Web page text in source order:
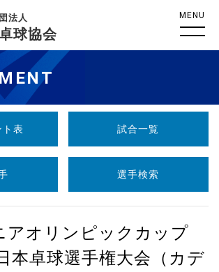
法人
球協会
MENU
ト表 試合一覧
選手検索
アオリンピックカップ
本卓球選手権大会（カデ